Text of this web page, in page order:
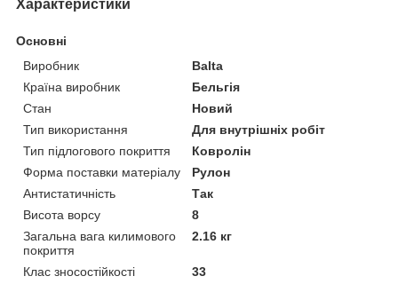
Характеристики
Основні
Виробник
Balta
Країна виробник
Бельгія
Стан
Новий
Тип використання
Для внутрішніх робіт
Тип підлогового покриття
Ковролін
Форма поставки матеріалу
Рулон
Антистатичність
Так
Висота ворсу
8
Загальна вага килимового
покриття
2.16 кг
Клас зносостійкості 33